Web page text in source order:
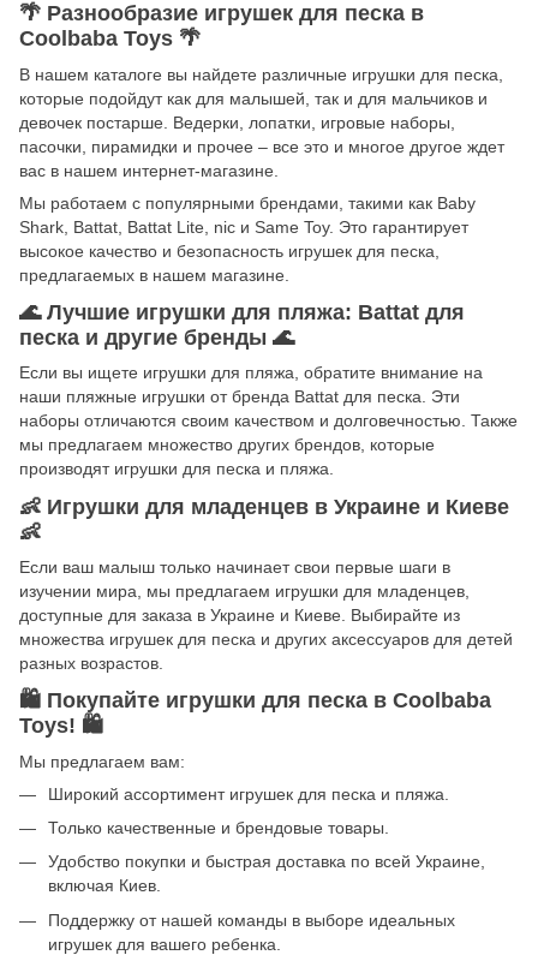
🌴 Разнообразие игрушек для песка в
Coolbaba Toys 🌴
В нашем каталоге вы найдете различные игрушки для песка,
которые подойдут как для малышей, так и для мальчиков и
девочек постарше. Ведерки, лопатки, игровые наборы,
пасочки, пирамидки и прочее – все это и многое другое ждет
вас в нашем интернет-магазине.
Мы работаем с популярными брендами, такими как Baby
Shark, Battat, Battat Lite, nic и Same Toy. Это гарантирует
высокое качество и безопасность игрушек для песка,
предлагаемых в нашем магазине.
🌊Лучшие игрушки для пляжа: Battat для
песка и другие бренды 🌊
Если вы ищете игрушки для пляжа, обратите внимание на
наши пляжные игрушки от бренда Battat для песка. Эти
наборы отличаются своим качеством и долговечностью. Также
мы предлагаем множество других брендов, которые
производят игрушки для песка и пляжа.
👶 Игрушки для младенцев в Украине и Киеве
👶
Если ваш малыш только начинает свои первые шаги в
изучении мира, мы предлагаем игрушки для младенцев,
доступные для заказа в Украине и Киеве. Выбирайте из
множества игрушек для песка и других аксессуаров для детей
разных возрастов.
🛍️ Покупайте игрушки для песка в Coolbaba
Toys! 🛍️
Мы предлагаем вам:
Широкий ассортимент игрушек для песка и пляжа.
Только качественные и брендовые товары.
Удобство покупки и быстрая доставка по всей Украине,
включая Киев.
Поддержку от нашей команды в выборе идеальных
игрушек для вашего ребенка.